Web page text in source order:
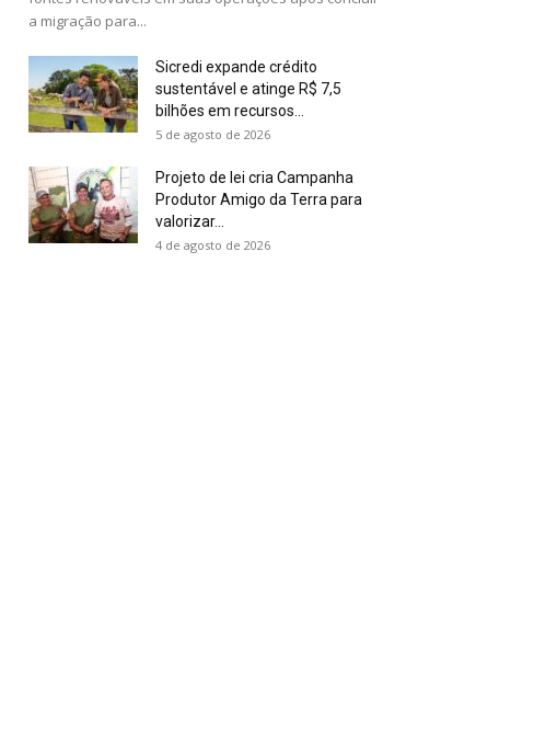
a migração para...
Sicredi expande crédito
sustentável e atinge R$ 7,5
bilhões em recursos...
5 de agosto de 2026
Projeto de lei cria Campanha
Produtor Amigo da Terra para
valorizar...
4 de agosto de 2026